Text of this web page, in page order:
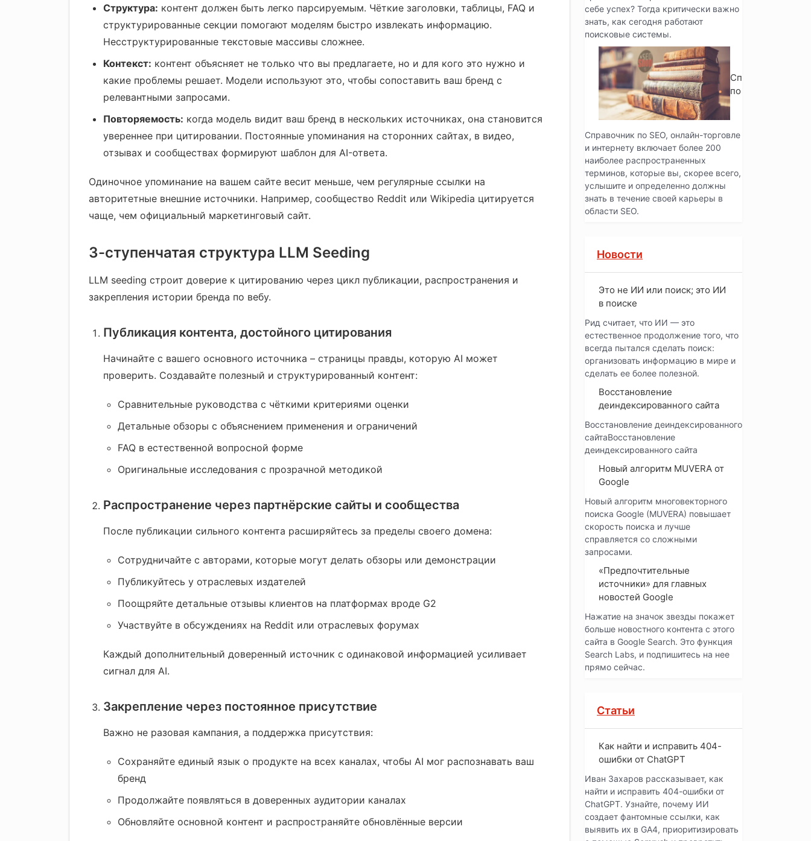
Структура: контент должен быть легко парсируемым. Чёткие заголовки, таблицы, FAQ и
структурированные секции помогают моделям быстро извлекать информацию.
Несструктурированные текстовые массивы сложнее.
Контекст: контент объясняет не только что вы предлагаете, но и для кого это нужно и
какие проблемы решает. Модели используют это, чтобы сопоставить ваш бренд с
релевантными запросами.
Повторяемость: когда модель видит ваш бренд в нескольких источниках, она становится
увереннее при цитировании. Постоянные упоминания на сторонних сайтах, в видео,
отзывах и сообществах формируют шаблон для AI-ответа.
Одиночное упоминание на вашем сайте весит меньше, чем регулярные ссылки на
авторитетные внешние источники. Например, сообщество Reddit или Wikipedia цитируется
чаще, чем официальный маркетинговый сайт.
3-ступенчатая структура LLM Seeding
LLM seeding строит доверие к цитированию через цикл публикации, распространения и
закрепления истории бренда по вебу.
Публикация контента, достойного цитирования
Начинайте с вашего основного источника – страницы правды, которую AI может
проверить. Создавайте полезный и структурированный контент:
Сравнительные руководства с чёткими критериями оценки
Детальные обзоры с объяснением применения и ограничений
FAQ в естественной вопросной форме
Оригинальные исследования с прозрачной методикой
Распространение через партнёрские сайты и сообщества
После публикации сильного контента расширяйтесь за пределы своего домена:
Сотрудничайте с авторами, которые могут делать обзоры или демонстрации
Публикуйтесь у отраслевых издателей
Поощряйте детальные отзывы клиентов на платформах вроде G2
Участвуйте в обсуждениях на Reddit или отраслевых форумах
Каждый дополнительный доверенный источник с одинаковой информацией усиливает
сигнал для AI.
Закрепление через постоянное присутствие
Важно не разовая кампания, а поддержка присутствия:
Сохраняйте единый язык о продукте на всех каналах, чтобы AI мог распознавать ваш
бренд
Продолжайте появляться в доверенных аудитории каналах
Обновляйте основной контент и распространяйте обновлённые версии
себе успех? Тогда критически важно
знать, как сегодня работают
поисковые системы.
Справочник
по SEO
Справочник по SEO, онлайн-торговле
и интернету включает более 200
наиболее распространенных
терминов, которые вы, скорее всего,
услышите и определенно должны
знать в течение своей карьеры в
области SEO.
Новости
Это не ИИ или поиск; это ИИ
в поиске
Рид считает, что ИИ — это
естественное продолжение того, что
всегда пытался сделать поиск:
организовать информацию в мире и
сделать ее более полезной.
Восстановление
деиндексированного сайта
Восстановление деиндексированного
сайтаВосстановление
деиндексированного сайта
Новый алгоритм MUVERA от
Google
Новый алгоритм многовекторного
поиска Google (MUVERA) повышает
скорость поиска и лучше
справляется со сложными
запросами.
«Предпочтительные
источники» для главных
новостей Google
Нажатие на значок звезды покажет
больше новостного контента с этого
сайта в Google Search. Это функция
Search Labs, и подпишитесь на нее
прямо сейчас.
Статьи
Как найти и исправить 404-
ошибки от ChatGPT
Иван Захаров рассказывает, как
найти и исправить 404-ошибки от
ChatGPT. Узнайте, почему ИИ
создает фантомные ссылки, как
выявить их в GA4, приоритизировать